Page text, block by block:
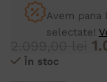
Avem pana
selectate!
În stoc